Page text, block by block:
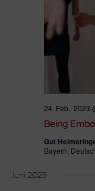
24. Feb.. 2023
Being
Gut
Bayern,
Juni 2023